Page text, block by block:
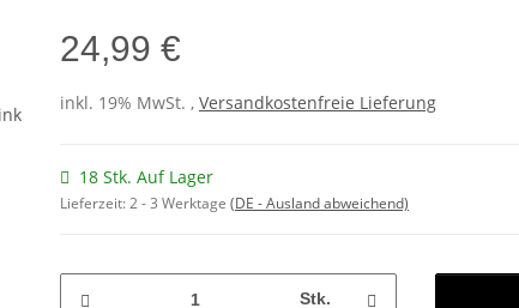
24,99 €
inkl. 19% MwSt. , Versandkostenfreie Lieferung
18 Stk. Auf Lager
Lieferzeit:2 - 3 Werktage (DE - Ausland abweichend)
Stk.